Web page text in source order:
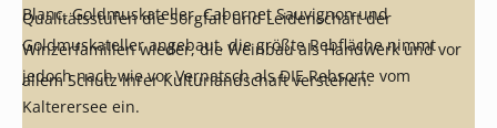
Blanc, Goldmuskateller, Cabernet Sauvignon und
Goldmuskateller angebaut, die größte Rebfläche nimmt
jedoch nach wie vor Vernatsch als DIE Rebsorte vom
Kalterersee ein.
Qualitätsstufen die Sorgfalt und Leidenschaft der
Winzerfamilien wieder, die Weinbau als Handwerk und vor
allem Schutz ihrer Kulturlandschaft verstehen.